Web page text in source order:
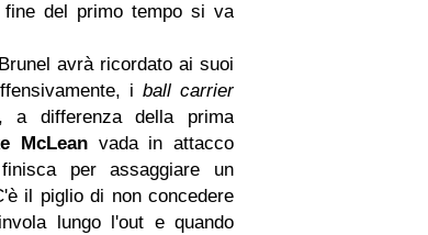
fine del primo tempo si va
avrà ricordato ai suoi
iball carrier
a differenza della prima
McLeanvada in attacco
per assaggiare un
il piglio di non concedere
lungo l'out e quando